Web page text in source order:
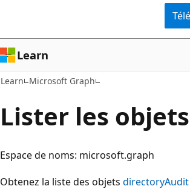
Learn
Learn Microsoft Graph
Lister les
Espace de noms: microsoft.graph
Obtenez la liste des objets directoryAudit